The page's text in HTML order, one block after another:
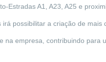
Estradas A1, A23, A25 e
possibilitar a criação de
empresa, contribuindo para